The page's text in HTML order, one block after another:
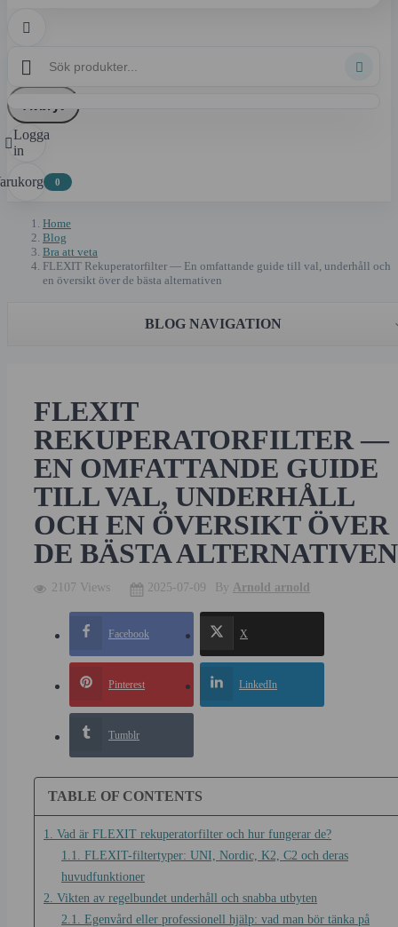

 

Logga
in
0
Home
Blog
Bra att veta
FLEXIT Rekuperatorfilter — En omfattande guide till val, underhåll och
en översikt över de bästa alternativen
BLOG NAVIGATION
FLEXIT
REKUPERATORFILTER —
EN OMFATTANDE GUIDE
TILL VAL, UNDERHÅLL
OCH EN ÖVERSIKT ÖVER
DE BÄSTA ALTERNATIVEN
2107 Views 2025-07-09 By Arnold arnold
Facebook X
Pinterest LinkedIn
Tumblr
TABLE OF CONTENTS
1. Vad är FLEXIT rekuperatorfilter och hur fungerar de?
1.1. FLEXIT-filtertyper: UNI, Nordic, K2, C2 och deras
huvudfunktioner
2. Vikten av regelbundet underhåll och snabba utbyten
2.1. Egenvård eller professionell hjälp: vad man bör tänka på